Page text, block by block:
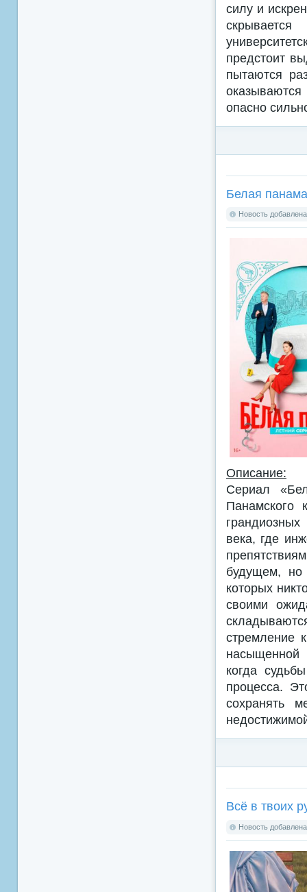
силу и
предстоит
пытаются
опасно
Белая
Новость
Описание:
Сериал
Панамского
века, где
будущем, но
которых
своими
стремление
насыщенной
когда
процесса.
сохранять
Всё в твоих
Новость